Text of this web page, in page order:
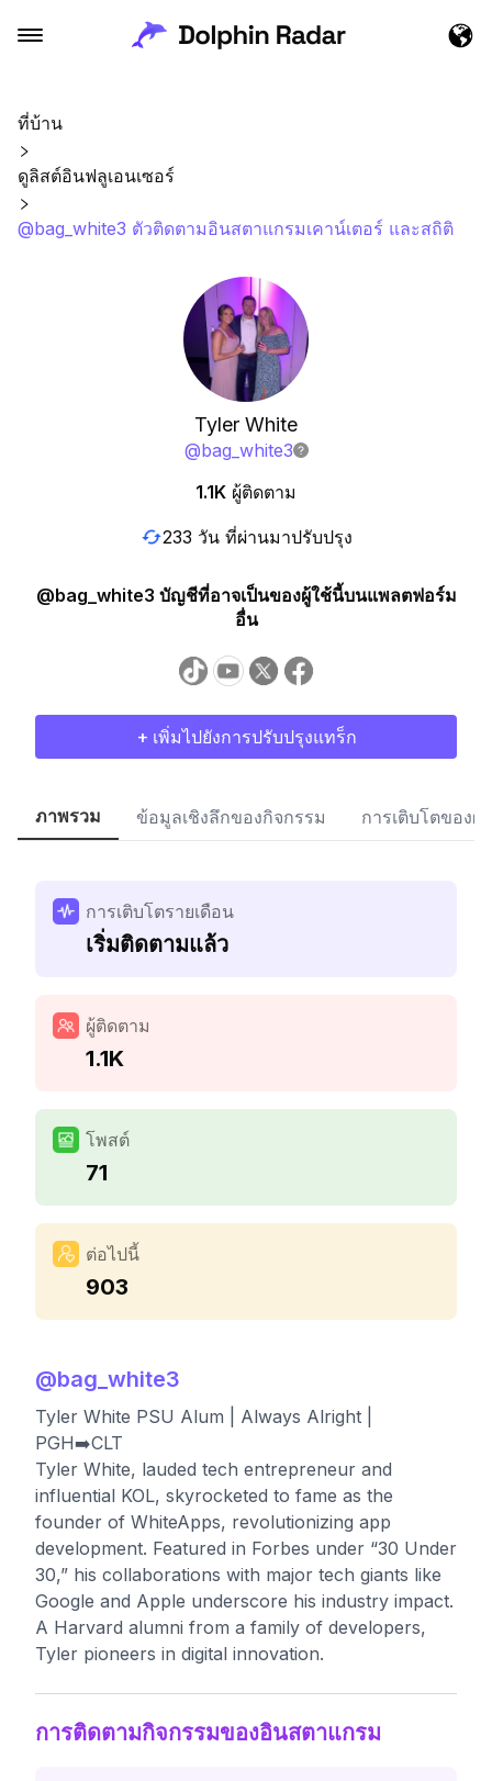
ที่บ้าน
ดูลิสต์อินฟลูเอนเซอร์
@bag_white3 ตัวติดตามอินสตาแกรมเคาน์เตอร์ และสถิติ
Tyler White
@bag_white3
1.1K ผู้ติดตาม
233 วัน ที่ผ่านมาปรับปรุง
@bag_white3 บัญชีที่อาจเป็นของผู้ใช้นี้บนแพลตฟอร์ม
อื่น
+ เพิ่มไปยังการปรับปรุงแทร็ก
ภาพรวม ข้อมูลเชิงลึกของกิจกรรม การเติบโตของผู้
การเติบโตรายเดือน
เริ่มติดตามแล้ว
ผู้ติดตาม
1.1K
โพสต์
71
ต่อไปนี้
903
@bag_white3
Tyler White PSU Alum | Always Alright |
PGH➡️CLT
Tyler White, lauded tech entrepreneur and
influential KOL, skyrocketed to fame as the
founder of WhiteApps, revolutionizing app
development. Featured in Forbes under “30 Under
30,” his collaborations with major tech giants like
Google and Apple underscore his industry impact.
A Harvard alumni from a family of developers,
Tyler pioneers in digital innovation.
การติดตามกิจกรรมของอินสตาแกรม